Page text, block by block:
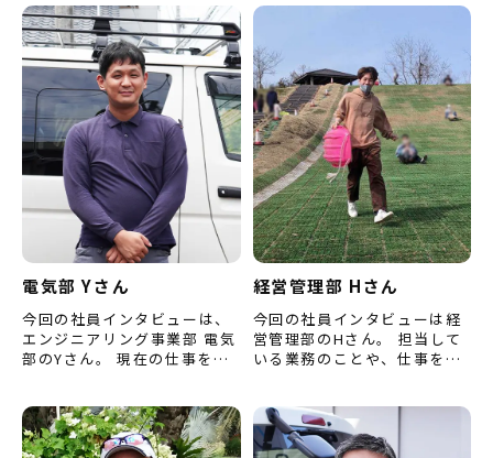
（※内容は取材当時のもの
で…
も…
電気部 Yさん
今回の社員インタビューは、
エンジニアリング事業部 電気
部のYさん。 現在の仕事を選
きしました。 （※内容は取…
経営管理部 Hさん
今回の社員インタビューは経
営管理部のHさん。 担当して
いる業務のことや、仕事をす
容は取材当時のものです。）
…